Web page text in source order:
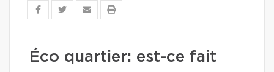
Éco quartier: est-ce fait